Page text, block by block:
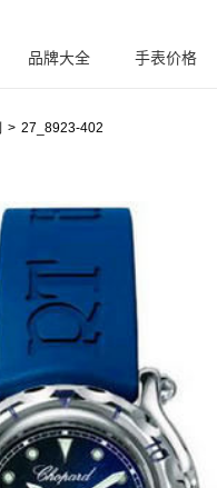
腕
品牌大全 手表价格
27_8923-402